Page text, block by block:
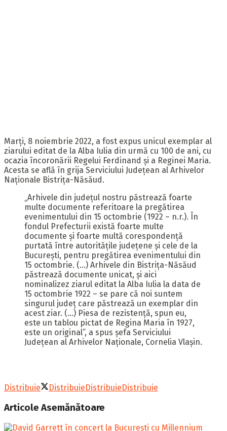
Marți, 8 noiembrie 2022, a fost expus unicul exemplar al
ziarului editat de la Alba Iulia din urmă cu 100 de ani, cu
ocazia încoronării Regelui Ferdinand și a Reginei Maria.
Acesta se află în grija Serviciului Județean al Arhivelor
Naționale Bistrița-Năsăud.
„Arhivele din judeţul nostru păstrează foarte
multe documente referitoare la pregătirea
evenimentului din 15 octombrie (1922 – n.r.). În
fondul Prefecturii există foarte multe
documente şi foarte multă corespondenţă
purtată între autorităţile judeţene şi cele de la
Bucureşti, pentru pregătirea evenimentului din
15 octombrie. (…) Arhivele din Bistriţa-Năsăud
păstrează documente unicat, şi aici
nominalizez ziarul editat la Alba Iulia la data de
15 octombrie 1922 – se pare că noi suntem
singurul judeţ care păstrează un exemplar din
acest ziar. (…) Piesa de rezistenţă, spun eu,
este un tablou pictat de Regina Maria în 1927,
este un original”, a spus şefa Serviciului
Judeţean al Arhivelor Naţionale, Cornelia Vlaşin.
Distribuie Distribuie Distribuie Distribuie
Articole Asemănătoare